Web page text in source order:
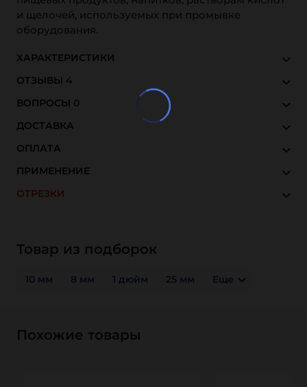
и щелочей, используемых при промывке
оборудования.
ХАРАКТЕРИСТИКИ
ОТЗЫВЫ 4
ВОПРОСЫ 0
ДОСТАВКА
ОПЛАТА
ПРИМЕНЕНИЕ
ОТРЕЗКИ
Товар из подборок
10 мм 8 мм 1 дюйм 25 мм Еще
Похожие товары